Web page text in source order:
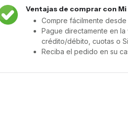
Ventajas de comprar con Mi
Compre fácilmente
Pague directamente en
crédito/débito, cuotas o
Reciba el pedido en su